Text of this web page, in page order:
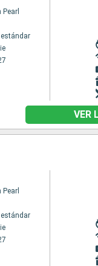
Pearl
VER
Pearl